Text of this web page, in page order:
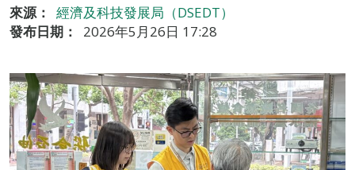
來源：
經濟及科技發展局（DSEDT）
發布日期：
2026年5月26日 17:28